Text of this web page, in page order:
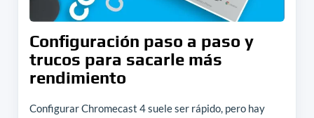
Configuración paso a paso y
trucos para sacarle más
rendimiento
Configurar Chromecast 4 suele ser rápido, pero hay